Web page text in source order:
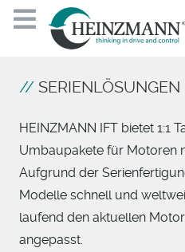
SERIENLÖSUNGEN
HEINZMANN IFT bietet 1:1
Umbaupakete für Motoren
Aufgrund der
Modelle schnell und
laufend den aktuellen
angepasst.